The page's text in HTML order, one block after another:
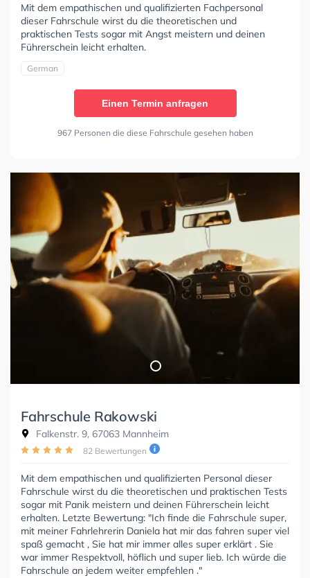
Mit dem empathischen und qualifizierten Fachpersonal
dieser Fahrschule wirst du die theoretischen und
praktischen Tests sogar mit Angst meistern und deinen
Führerschein leicht erhalten.
German
Einen Termin anfragen
967 Personen die diese Fahrschule gesehen haben
Fahrschule Rakowski
Falkenstr. 9, 67063 Mannheim
82 Bewertungen
Mit dem empathischen und qualifizierten Personal dieser
Fahrschule wirst du die theoretischen und praktischen Tests
sogar mit Panik meistern und deinen Führerschein leicht
erhalten. Letzte Bewertung: "Ich finde die Fahrschule super,
mit meiner Fahrlehrerin Daniela hat mir das fahren super viel
spaß gemacht , Sie hat mir immer alles super erklärt . Sie
war immer Respektvoll, höflich und super lieb. Ich würde die
Fahrschule an jedem weiter empfehlen ."